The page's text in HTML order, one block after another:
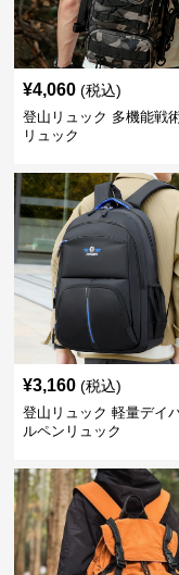
¥4,060 (税込)
登山リュック 多機能戦
リュック
¥3,160 (税込)
登山リュック 軽量デイ
ルペンリュック